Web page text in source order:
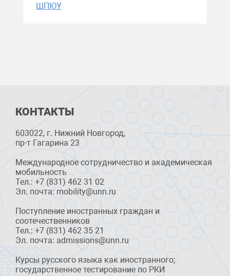
ШПЮУ
КОНТАКТЫ
603022, г. Нижний Новгород,
пр-т Гагарина 23
Международное сотрудничество и академическая
мобильность
Тел.: +7 (831) 462 31 02
Эл. почта: mobility@unn.ru
Поступление иностранных граждан и
соотечественников
Тел.: +7 (831) 462 35 21
Эл. почта: admissions@unn.ru
Курсы русского языка как иностранного;
государственное тестирование по РКИ